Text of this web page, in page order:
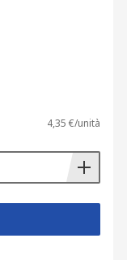
4,35 €/unità